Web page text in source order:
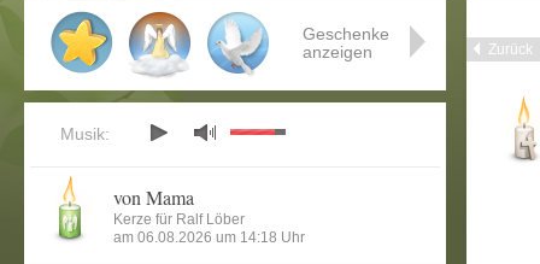
Zurück
Geschenke
anzeigen
Musik:
von Mama
Kerze für Ralf Löber
am 06.08.2026 um 14:18 Uhr